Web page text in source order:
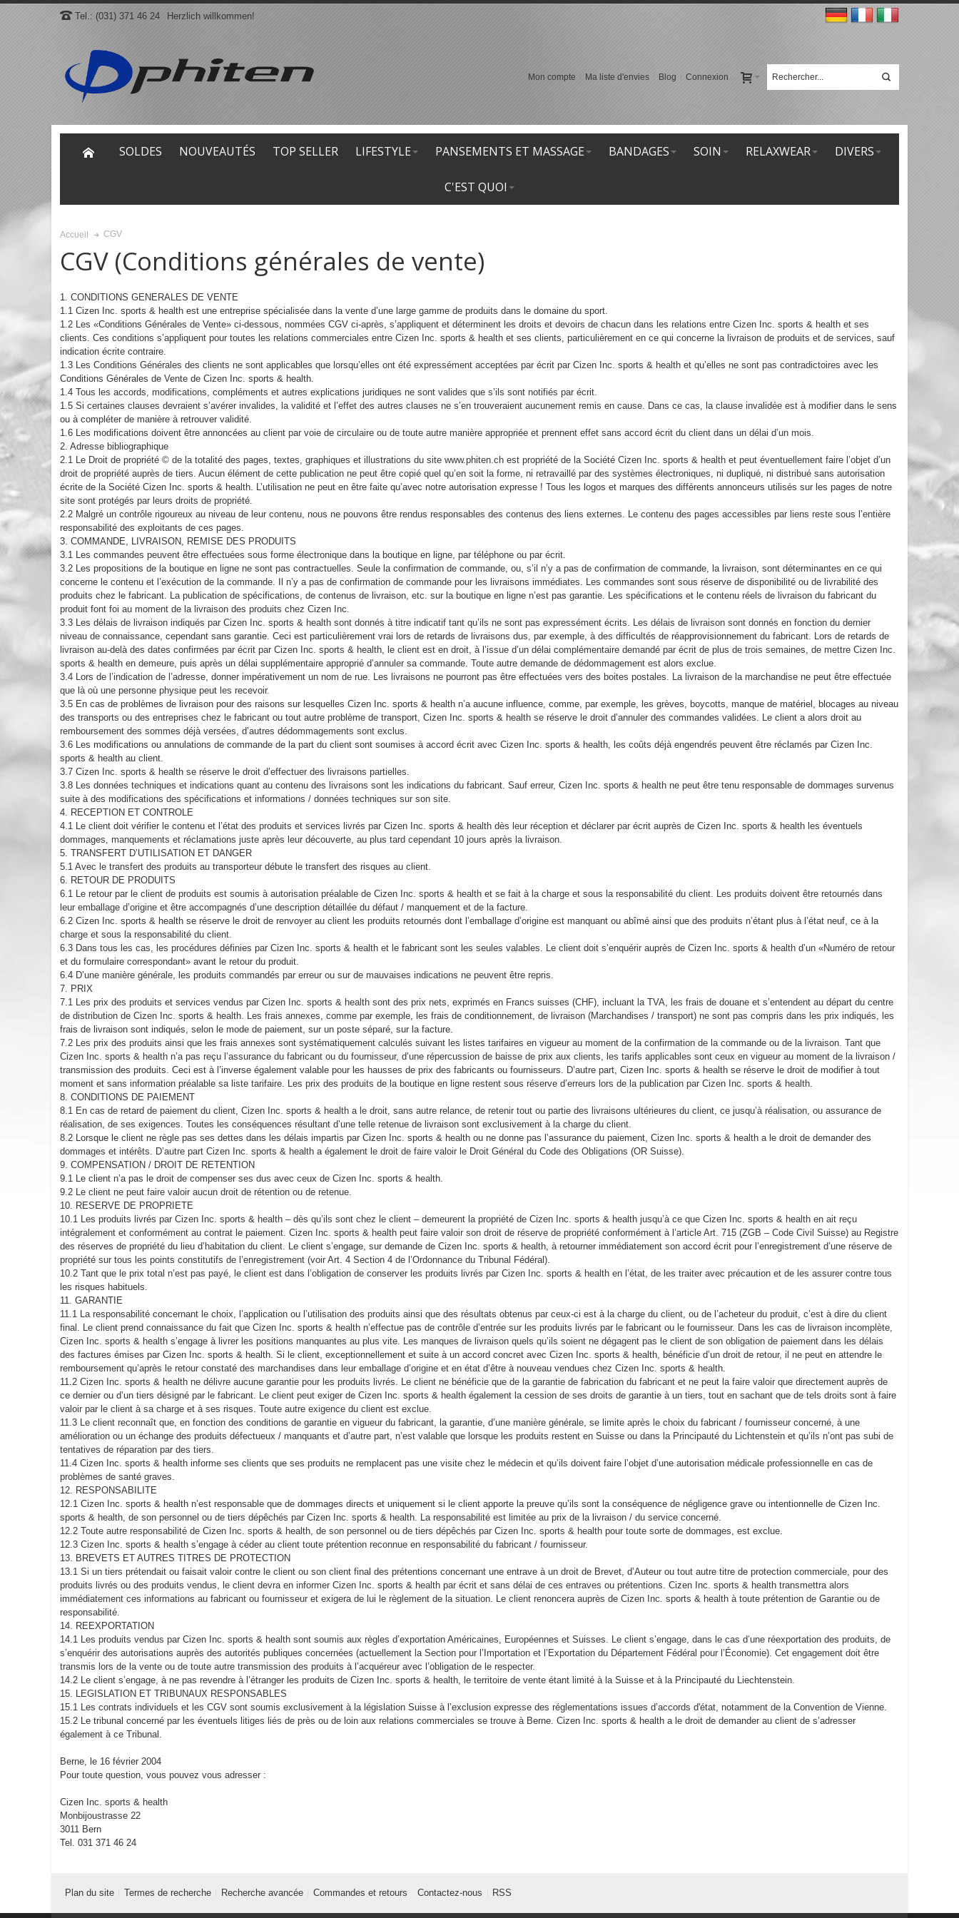
Tel.: (031) 371 46 24 Herzlich willkommen!
Mon compte Ma liste d'envies Blog Connexion
SOLDES NOUVEAUTÉS TOP SELLER LIFESTYLE PANSEMENTS ET MASSAGE BANDAGES SOIN RELAXWEAR DIVERS
C'EST QUOI
Accueil CGV
CGV (Conditions générales de vente)
1. CONDITIONS GENERALES DE VENTE
1.1 Cizen Inc. sports & health est une entreprise spécialisée dans la vente d’une large gamme de produits dans le domaine du sport.
1.2 Les «Conditions Générales de Vente» ci-dessous, nommées CGV ci-après, s’appliquent et déterminent les droits et devoirs de chacun dans les relations entre Cizen Inc. sports & health et ses
clients. Ces conditions s’appliquent pour toutes les relations commerciales entre Cizen Inc. sports & health et ses clients, particulièrement en ce qui concerne la livraison de produits et de services, sauf
indication écrite contraire.
1.3 Les Conditions Générales des clients ne sont applicables que lorsqu’elles ont été expressément acceptées par écrit par Cizen Inc. sports & health et qu’elles ne sont pas contradictoires avec les
Conditions Générales de Vente de Cizen Inc. sports & health.
1.4 Tous les accords, modifications, compléments et autres explications juridiques ne sont valides que s’ils sont notifiés par écrit.
1.5 Si certaines clauses devraient s’avérer invalides, la validité et l’effet des autres clauses ne s’en trouveraient aucunement remis en cause. Dans ce cas, la clause invalidée est à modifier dans le sens
ou à compléter de manière à retrouver validité.
1.6 Les modifications doivent être annoncées au client par voie de circulaire ou de toute autre manière appropriée et prennent effet sans accord écrit du client dans un délai d’un mois.
2. Adresse bibliographique
2.1 Le Droit de propriété © de la totalité des pages, textes, graphiques et illustrations du site www.phiten.ch est propriété de la Société Cizen Inc. sports & health et peut éventuellement faire l’objet d’un
droit de propriété auprès de tiers. Aucun élément de cette publication ne peut être copié quel qu’en soit la forme, ni retravaillé par des systèmes électroniques, ni dupliqué, ni distribué sans autorisation
écrite de la Société Cizen Inc. sports & health. L’utilisation ne peut en être faite qu’avec notre autorisation expresse ! Tous les logos et marques des différents annonceurs utilisés sur les pages de notre
site sont protégés par leurs droits de propriété.
2.2 Malgré un contrôle rigoureux au niveau de leur contenu, nous ne pouvons être rendus responsables des contenus des liens externes. Le contenu des pages accessibles par liens reste sous l’entière
responsabilité des exploitants de ces pages.
3. COMMANDE, LIVRAISON, REMISE DES PRODUITS
3.1 Les commandes peuvent être effectuées sous forme électronique dans la boutique en ligne, par téléphone ou par écrit.
3.2 Les propositions de la boutique en ligne ne sont pas contractuelles. Seule la confirmation de commande, ou, s’il n’y a pas de confirmation de commande, la livraison, sont déterminantes en ce qui
concerne le contenu et l’exécution de la commande. Il n’y a pas de confirmation de commande pour les livraisons immédiates. Les commandes sont sous réserve de disponibilité ou de livrabilité des
produits chez le fabricant. La publication de spécifications, de contenus de livraison, etc. sur la boutique en ligne n’est pas garantie. Les spécifications et le contenu réels de livraison du fabricant du
produit font foi au moment de la livraison des produits chez Cizen Inc.
3.3 Les délais de livraison indiqués par Cizen Inc. sports & health sont donnés à titre indicatif tant qu’ils ne sont pas expressément écrits. Les délais de livraison sont donnés en fonction du dernier
niveau de connaissance, cependant sans garantie. Ceci est particulièrement vrai lors de retards de livraisons dus, par exemple, à des difficultés de réapprovisionnement du fabricant. Lors de retards de
livraison au-delà des dates confirmées par écrit par Cizen Inc. sports & health, le client est en droit, à l’issue d’un délai complémentaire demandé par écrit de plus de trois semaines, de mettre Cizen Inc.
sports & health en demeure, puis après un délai supplémentaire approprié d’annuler sa commande. Toute autre demande de dédommagement est alors exclue.
3.4 Lors de l’indication de l’adresse, donner impérativement un nom de rue. Les livraisons ne pourront pas être effectuées vers des boites postales. La livraison de la marchandise ne peut être effectuée
que là où une personne physique peut les recevoir.
3.5 En cas de problèmes de livraison pour des raisons sur lesquelles Cizen Inc. sports & health n’a aucune influence, comme, par exemple, les grèves, boycotts, manque de matériel, blocages au niveau
des transports ou des entreprises chez le fabricant ou tout autre problème de transport, Cizen Inc. sports & health se réserve le droit d’annuler des commandes validées. Le client a alors droit au
remboursement des sommes déjà versées, d’autres dédommagements sont exclus.
3.6 Les modifications ou annulations de commande de la part du client sont soumises à accord écrit avec Cizen Inc. sports & health, les coûts déjà engendrés peuvent être réclamés par Cizen Inc.
sports & health au client.
3.7 Cizen Inc. sports & health se réserve le droit d’effectuer des livraisons partielles.
3.8 Les données techniques et indications quant au contenu des livraisons sont les indications du fabricant. Sauf erreur, Cizen Inc. sports & health ne peut être tenu responsable de dommages survenus
suite à des modifications des spécifications et informations / données techniques sur son site.
4. RECEPTION ET CONTROLE
4.1 Le client doit vérifier le contenu et l’état des produits et services livrés par Cizen Inc. sports & health dès leur réception et déclarer par écrit auprès de Cizen Inc. sports & health les éventuels
dommages, manquements et réclamations juste après leur découverte, au plus tard cependant 10 jours après la livraison.
5. TRANSFERT D’UTILISATION ET DANGER
5.1 Avec le transfert des produits au transporteur débute le transfert des risques au client.
6. RETOUR DE PRODUITS
6.1 Le retour par le client de produits est soumis à autorisation préalable de Cizen Inc. sports & health et se fait à la charge et sous la responsabilité du client. Les produits doivent être retournés dans
leur emballage d’origine et être accompagnés d’une description détaillée du défaut / manquement et de la facture.
6.2 Cizen Inc. sports & health se réserve le droit de renvoyer au client les produits retournés dont l’emballage d’origine est manquant ou abîmé ainsi que des produits n’étant plus à l’état neuf, ce à la
charge et sous la responsabilité du client.
6.3 Dans tous les cas, les procédures définies par Cizen Inc. sports & health et le fabricant sont les seules valables. Le client doit s’enquérir auprès de Cizen Inc. sports & health d’un «Numéro de retour
et du formulaire correspondant» avant le retour du produit.
6.4 D’une manière générale, les produits commandés par erreur ou sur de mauvaises indications ne peuvent être repris.
7. PRIX
7.1 Les prix des produits et services vendus par Cizen Inc. sports & health sont des prix nets, exprimés en Francs suisses (CHF), incluant la TVA, les frais de douane et s’entendent au départ du centre
de distribution de Cizen Inc. sports & health. Les frais annexes, comme par exemple, les frais de conditionnement, de livraison (Marchandises / transport) ne sont pas compris dans les prix indiqués, les
frais de livraison sont indiqués, selon le mode de paiement, sur un poste séparé, sur la facture.
7.2 Les prix des produits ainsi que les frais annexes sont systématiquement calculés suivant les listes tarifaires en vigueur au moment de la confirmation de la commande ou de la livraison. Tant que
Cizen Inc. sports & health n’a pas reçu l’assurance du fabricant ou du fournisseur, d’une répercussion de baisse de prix aux clients, les tarifs applicables sont ceux en vigueur au moment de la livraison /
transmission des produits. Ceci est à l’inverse également valable pour les hausses de prix des fabricants ou fournisseurs. D’autre part, Cizen Inc. sports & health se réserve le droit de modifier à tout
moment et sans information préalable sa liste tarifaire. Les prix des produits de la boutique en ligne restent sous réserve d’erreurs lors de la publication par Cizen Inc. sports & health.
8. CONDITIONS DE PAIEMENT
8.1 En cas de retard de paiement du client, Cizen Inc. sports & health a le droit, sans autre relance, de retenir tout ou partie des livraisons ultérieures du client, ce jusqu’à réalisation, ou assurance de
réalisation, de ses exigences. Toutes les conséquences résultant d’une telle retenue de livraison sont exclusivement à la charge du client.
8.2 Lorsque le client ne règle pas ses dettes dans les délais impartis par Cizen Inc. sports & health ou ne donne pas l’assurance du paiement, Cizen Inc. sports & health a le droit de demander des
dommages et intérêts. D’autre part Cizen Inc. sports & health a également le droit de faire valoir le Droit Général du Code des Obligations (OR Suisse).
9. COMPENSATION / DROIT DE RETENTION
9.1 Le client n’a pas le droit de compenser ses dus avec ceux de Cizen Inc. sports & health.
9.2 Le client ne peut faire valoir aucun droit de rétention ou de retenue.
10. RESERVE DE PROPRIETE
10.1 Les produits livrés par Cizen Inc. sports & health – dès qu’ils sont chez le client – demeurent la propriété de Cizen Inc. sports & health jusqu’à ce que Cizen Inc. sports & health en ait reçu
intégralement et conformément au contrat le paiement. Cizen Inc. sports & health peut faire valoir son droit de réserve de propriété conformément à l’article Art. 715 (ZGB – Code Civil Suisse) au Registre
des réserves de propriété du lieu d’habitation du client. Le client s’engage, sur demande de Cizen Inc. sports & health, à retourner immédiatement son accord écrit pour l’enregistrement d’une réserve de
propriété sur tous les points constitutifs de l’enregistrement (voir Art. 4 Section 4 de l’Ordonnance du Tribunal Fédéral).
10.2 Tant que le prix total n’est pas payé, le client est dans l’obligation de conserver les produits livrés par Cizen Inc. sports & health en l’état, de les traiter avec précaution et de les assurer contre tous
les risques habituels.
11. GARANTIE
11.1 La responsabilité concernant le choix, l’application ou l’utilisation des produits ainsi que des résultats obtenus par ceux-ci est à la charge du client, ou de l’acheteur du produit, c’est à dire du client
final. Le client prend connaissance du fait que Cizen Inc. sports & health n’effectue pas de contrôle d’entrée sur les produits livrés par le fabricant ou le fournisseur. Dans les cas de livraison incomplète,
Cizen Inc. sports & health s’engage à livrer les positions manquantes au plus vite. Les manques de livraison quels qu’ils soient ne dégagent pas le client de son obligation de paiement dans les délais
des factures émises par Cizen Inc. sports & health. Si le client, exceptionnellement et suite à un accord concret avec Cizen Inc. sports & health, bénéficie d’un droit de retour, il ne peut en attendre le
remboursement qu’après le retour constaté des marchandises dans leur emballage d’origine et en état d’être à nouveau vendues chez Cizen Inc. sports & health.
11.2 Cizen Inc. sports & health ne délivre aucune garantie pour les produits livrés. Le client ne bénéficie que de la garantie de fabrication du fabricant et ne peut la faire valoir que directement auprès de
ce dernier ou d’un tiers désigné par le fabricant. Le client peut exiger de Cizen Inc. sports & health également la cession de ses droits de garantie à un tiers, tout en sachant que de tels droits sont à faire
valoir par le client à sa charge et à ses risques. Toute autre exigence du client est exclue.
11.3 Le client reconnaît que, en fonction des conditions de garantie en vigueur du fabricant, la garantie, d’une manière générale, se limite après le choix du fabricant / fournisseur concerné, à une
amélioration ou un échange des produits défectueux / manquants et d’autre part, n’est valable que lorsque les produits restent en Suisse ou dans la Principauté du Lichtenstein et qu’ils n’ont pas subi de
tentatives de réparation par des tiers.
11.4 Cizen Inc. sports & health informe ses clients que ses produits ne remplacent pas une visite chez le médecin et qu’ils doivent faire l’objet d’une autorisation médicale professionnelle en cas de
problèmes de santé graves.
12. RESPONSABILITE
12.1 Cizen Inc. sports & health n’est responsable que de dommages directs et uniquement si le client apporte la preuve qu’ils sont la conséquence de négligence grave ou intentionnelle de Cizen Inc.
sports & health, de son personnel ou de tiers dépêchés par Cizen Inc. sports & health. La responsabilité est limitée au prix de la livraison / du service concerné.
12.2 Toute autre responsabilité de Cizen Inc. sports & health, de son personnel ou de tiers dépêchés par Cizen Inc. sports & health pour toute sorte de dommages, est exclue.
12.3 Cizen Inc. sports & health s’engage à céder au client toute prétention reconnue en responsabilité du fabricant / fournisseur.
13. BREVETS ET AUTRES TITRES DE PROTECTION
13.1 Si un tiers prétendait ou faisait valoir contre le client ou son client final des prétentions concernant une entrave à un droit de Brevet, d’Auteur ou tout autre titre de protection commerciale, pour des
produits livrés ou des produits vendus, le client devra en informer Cizen Inc. sports & health par écrit et sans délai de ces entraves ou prétentions. Cizen Inc. sports & health transmettra alors
immédiatement ces informations au fabricant ou fournisseur et exigera de lui le règlement de la situation. Le client renoncera auprès de Cizen Inc. sports & health à toute prétention de Garantie ou de
responsabilité.
14. REEXPORTATION
14.1 Les produits vendus par Cizen Inc. sports & health sont soumis aux règles d’exportation Américaines, Européennes et Suisses. Le client s’engage, dans le cas d’une réexportation des produits, de
s’enquérir des autorisations auprès des autorités publiques concernées (actuellement la Section pour l’Importation et l’Exportation du Département Fédéral pour l’Économie). Cet engagement doit être
transmis lors de la vente ou de toute autre transmission des produits à l’acquéreur avec l’obligation de le respecter.
14.2 Le client s’engage, à ne pas revendre à l’étranger les produits de Cizen Inc. sports & health, le territoire de vente étant limité à la Suisse et à la Principauté du Liechtenstein.
15. LEGISLATION ET TRIBUNAUX RESPONSABLES
15.1 Les contrats individuels et les CGV sont soumis exclusivement à la législation Suisse à l’exclusion expresse des réglementations issues d’accords d'état, notamment de la Convention de Vienne.
15.2 Le tribunal concerné par les éventuels litiges liés de près ou de loin aux relations commerciales se trouve à Berne. Cizen Inc. sports & health a le droit de demander au client de s’adresser
également à ce Tribunal.
Berne, le 16 février 2004
Pour toute question, vous pouvez vous adresser :
Cizen Inc. sports & health
Monbijoustrasse 22
3011 Bern
Tel. 031 371 46 24
Plan du site Termes de recherche Recherche avancée Commandes et retours Contactez-nous RSS